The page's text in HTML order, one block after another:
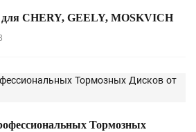
CHERY, GEELY, MOSKVICH
Тормозных